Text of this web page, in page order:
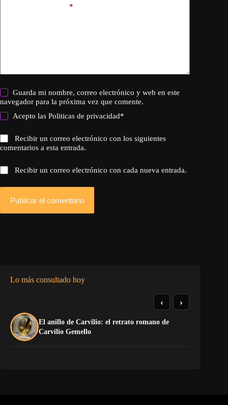
*
Guarda mi nombre, correo electrónico y web en este
navegador para la próxima vez que comente.
Acepto lasPoliticas de privacidad*
Recibir un correo electrónico con los siguientes
comentarios a esta entrada.
Recibir un correo electrónico con cada nueva entrada.
Publicar el comentario
Lo más consultado hoy
El anillo de Carvilio: el retrato romano de
Carvilio Gemello
‹ ›